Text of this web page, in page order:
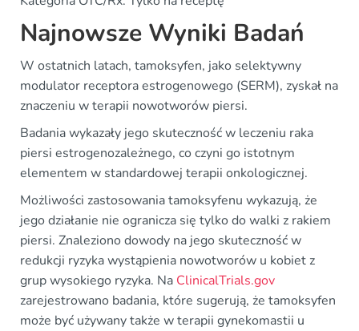
Najnowsze Wyniki Badań
W ostatnich latach, tamoksyfen, jako selektywny
modulator receptora estrogenowego (SERM), zyskał na
znaczeniu w terapii nowotworów piersi.
Badania wykazały jego skuteczność w leczeniu raka
piersi estrogenozależnego, co czyni go istotnym
elementem w standardowej terapii onkologicznej.
Możliwości zastosowania tamoksyfenu wykazują, że
jego działanie nie ogranicza się tylko do walki z rakiem
piersi. Znaleziono dowody na jego skuteczność w
redukcji ryzyka wystąpienia nowotworów u kobiet z
grup wysokiego ryzyka. Na ClinicalTrials.gov
zarejestrowano badania, które sugerują, że tamoksyfen
może być używany także w terapii gynekomastii u